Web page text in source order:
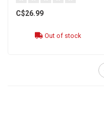
C$26.99
Out of stock